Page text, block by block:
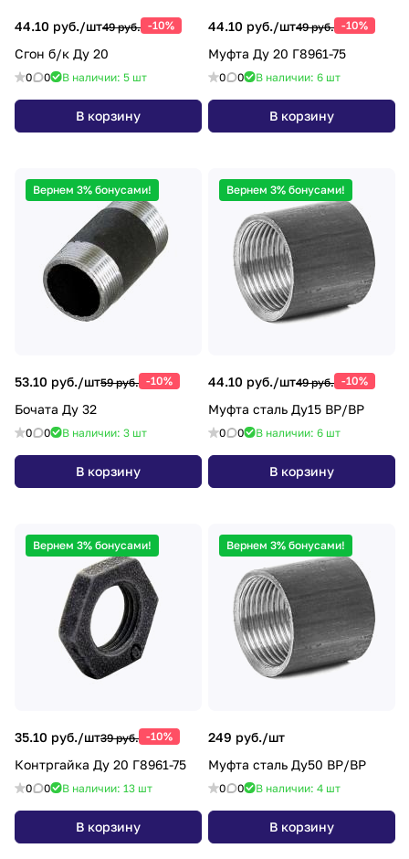
44.10 руб./шт49 руб. -10%
Сгон б/к Ду 20
0 0 В наличии: 5 шт
В корзину
44.10 руб./шт49 руб. -10%
Муфта Ду 20 Г8961-75
0 0 В наличии: 6 шт
В корзину
Вернем 3% бонусами!
53.10 руб./шт59 руб. -10%
Бочата Ду 32
0 0 В наличии: 3 шт
В корзину
Вернем 3% бонусами!
44.10 руб./шт49 руб. -10%
Муфта сталь Ду15 ВР/ВР
0 0 В наличии: 6 шт
В корзину
Вернем 3% бонусами!
35.10 руб./шт39 руб. -10%
Контргайка Ду 20 Г8961-75
0 0 В наличии: 13 шт
В корзину
Вернем 3% бонусами!
249 руб./шт
Муфта сталь Ду50 ВР/ВР
0 0 В наличии: 4 шт
В корзину